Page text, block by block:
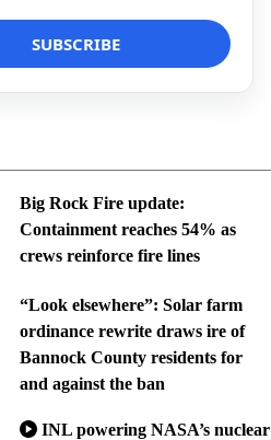
Big Rock Fire update:
Containment reaches 54% as
crews reinforce fire lines
“Look elsewhere”: Solar farm
ordinance rewrite draws ire of
Bannock County residents for
and against the ban
INL powering NASA’s nuclear